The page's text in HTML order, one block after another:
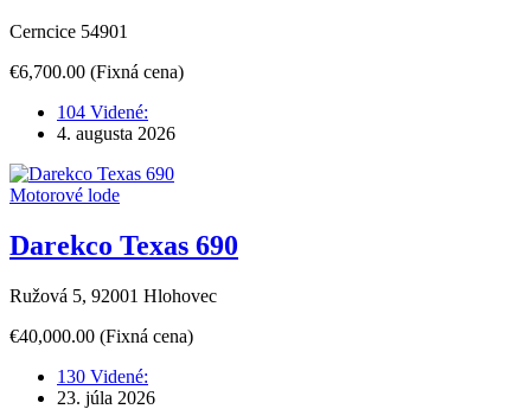
Cerncice 54901
€6,700.00 (Fixná cena)
104 Videné:
4. augusta 2026
Motorové lode
Darekco Texas 690
Ružová 5, 92001 Hlohovec
€40,000.00 (Fixná cena)
130 Videné:
23. júla 2026